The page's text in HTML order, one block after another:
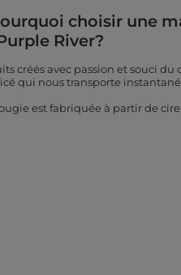
choisir une
River?
créés avec passion et souci du
qui nous transporte
est fabriquée à partir de